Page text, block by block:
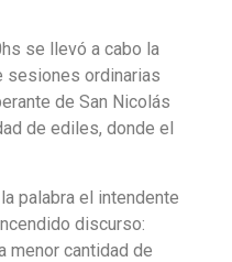
se llevó a cabo la
sesiones ordinarias
de San Nicolás
de ediles, donde el
palabra el intendente
discurso:
menor cantidad de